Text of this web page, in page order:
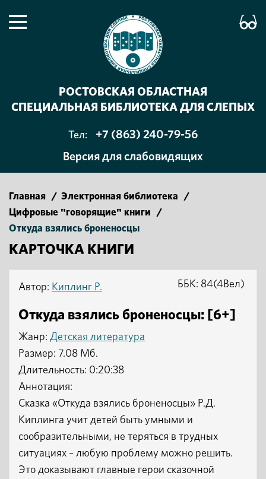
РОСТОВСКАЯ ОБЛАСТНАЯ
СПЕЦИАЛЬНАЯ БИБЛИОТЕКА ДЛЯ СЛЕПЫХ
Тел:
+7 (863) 240-79-56
Версия для слабовидящих
Главная / Электронная библиотека
/
Цифровые "говорящие" книги
/
Откуда взялись броненосцы
КАРТОЧКА КНИГИ
Автор: Киплинг Р.
Откуда взялись броненосцы: [6+]
Жанр: Детская литература
ББК: 84(4Вел)
Размер: 7.08 Мб.
Длительность: 0:20:38
Аннотация:
Сказка «Откуда взялись броненосцы» Р.Д.
Киплинга учит детей быть умными и
сообразительными, не теряться в трудных
ситуациях – любую проблему можно решить.
Это доказывают главные герои сказочной